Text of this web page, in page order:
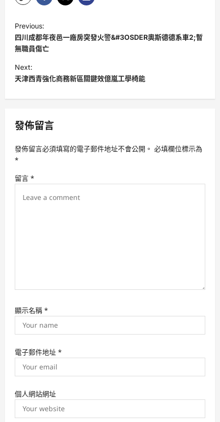
o
s
t
n
a
i
a
t
i
Previous:
四川成都年夜邑一廠房突發火警&#3OSDER奧斯德德系車2;暫
無職員傷亡
Next:
天津西青強化商務新區關鍵效億嵐工學椅能
發佈留言
發佈留言必須填寫的電子郵件地址不會公開。 必填欄位標示為
*
留言 *
顯示名稱 *
電子郵件地址 *
個人網站網址